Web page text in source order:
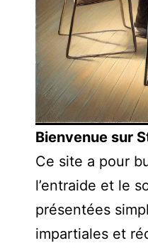
Bienvenue sur
Ce site a pour
l’entraide et le
présentées
impartiales et